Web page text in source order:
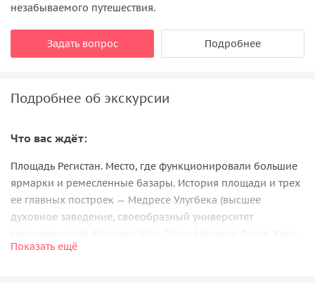
незабываемого путешествия.
Задать вопрос Подробнее
Подробнее об экскурсии
Что вас ждёт:
Площадь Регистан. Место, где функционировали большие
ярмарки и ремесленные базары. История площади и трех
ее главных построек — Медресе Улугбека (высшее
духовное заведение, своеобразный университет
(духовно-просветительские и образовательные
Показать ещё